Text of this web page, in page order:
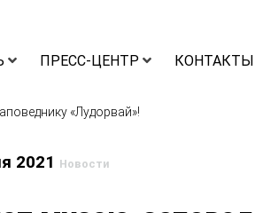
ПРЕСС-ЦЕНТР КОНТАКТЫ
«Лудорвай»!
2021 Новости